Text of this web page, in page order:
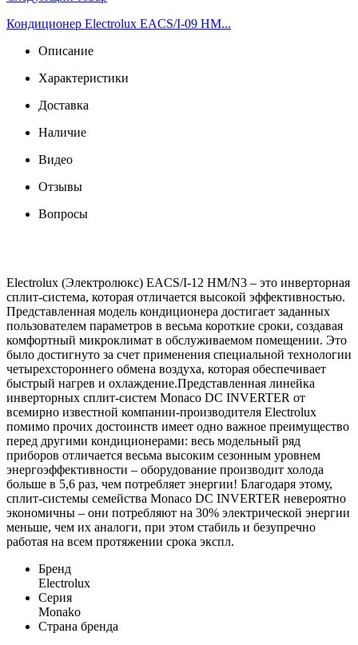
Кондиционер Electrolux EACS/I-09 HM...
Описание
Характеристики
Доставка
Наличие
Видео
Отзывы
Вопросы
Electrolux (Электролюкс) EACS/I-12 HM/N3 – это инверторная
сплит-система, которая отличается высокой эффективностью.
Представленная модель кондиционера достигает заданных
пользователем параметров в весьма короткие сроки, создавая
комфортный микроклимат в обслуживаемом помещении. Это
было достигнуто за счет применения специальной технологии
четырехстороннего обмена воздуха, которая обеспечивает
быстрый нагрев и охлаждение.Представленная линейка
инверторных сплит-систем Monaco DC INVERTER от
всемирно известной компании-производителя Electrolux
помимо прочих достоинств имеет одно важное преимущество
перед другими кондиционерами: весь модельный ряд
приборов отличается весьма высоким сезонным уровнем
энергоэффективности – оборудование производит холода
больше в 5,6 раз, чем потребляет энергии! Благодаря этому,
сплит-системы семейства Monaco DC INVERTER невероятно
экономичны – они потребляют на 30% электрической энергии
меньше, чем их аналоги, при этом стабиль и безупречно
работая на всем протяжении срока экспл.
Бренд
Electrolux
Серия
Monako
Страна бренда